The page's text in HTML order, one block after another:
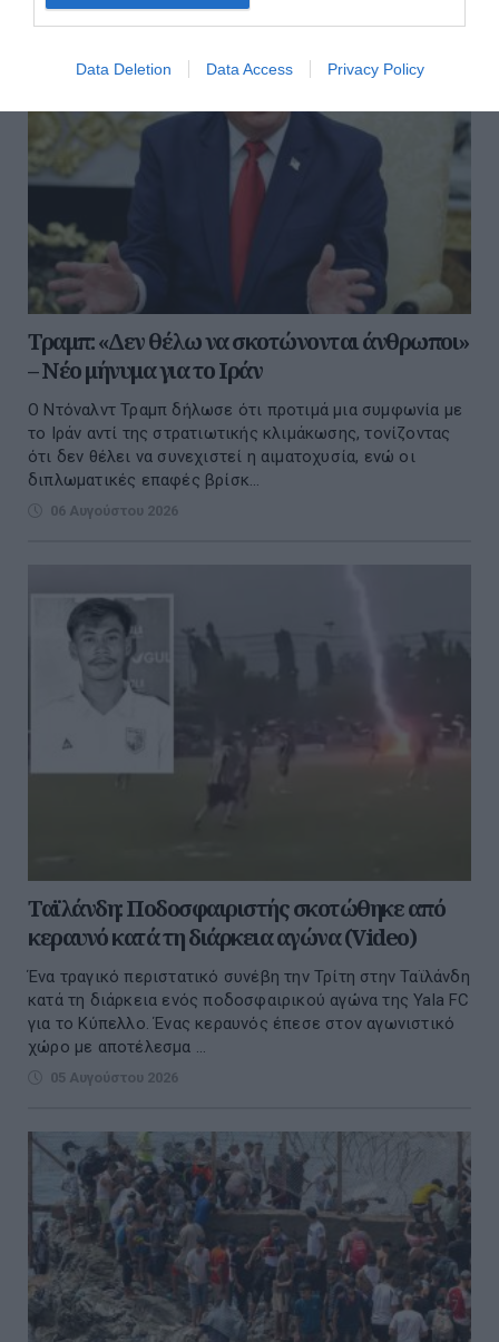
Data Deletion Data Access Privacy Policy
Τραμπ: «Δεν θέλω να σκοτώνονται άνθρωποι»
– Νέο μήνυμα για το Ιράν
Ο Ντόναλντ Τραμπ δήλωσε ότι προτιμά μια συμφωνία με
το Ιράν αντί της στρατιωτικής κλιμάκωσης, τονίζοντας
ότι δεν θέλει να συνεχιστεί η αιματοχυσία, ενώ οι
διπλωματικές επαφές βρίσκ...
06 Αυγούστου 2026
Ταϊλάνδη: Ποδοσφαιριστής σκοτώθηκε από
κεραυνό κατά τη διάρκεια αγώνα (Video)
Ένα τραγικό περιστατικό συνέβη την Τρίτη στην Ταϊλάνδη
κατά τη διάρκεια ενός ποδοσφαιρικού αγώνα της Yala FC
για το Κύπελλο. Ένας κεραυνός έπεσε στον αγωνιστικό
χώρο με αποτέλεσμα ...
05 Αυγούστου 2026